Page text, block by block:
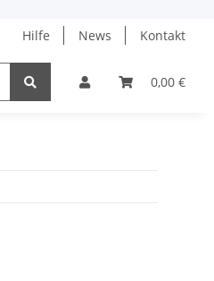
Hilfe News Kontakt
0,00 €
Tanja Steinbach